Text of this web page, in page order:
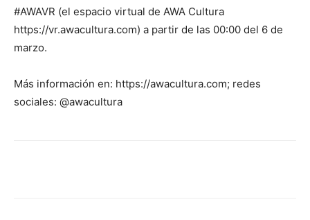
#AWAVR (el espacio virtual de AWA Cultura
https://vr.awacultura.com) a partir de las 00:00 del 6 de
marzo.
Más información en: https://awacultura.com; redes
sociales: @awacultura